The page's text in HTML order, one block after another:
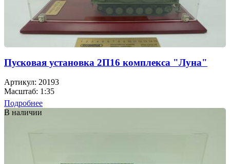
Пусковая установка 2П16 комплекса "Луна"
Артикул: 20193
Масштаб: 1:35
Подробнее
В наличии